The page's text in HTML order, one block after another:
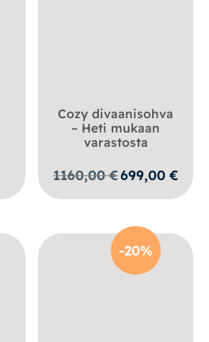
Cozy divaanisohva
– Heti mukaan
varastosta
1160,00€ Alkuperäinen
oli:
699,00€
hinta
-20%